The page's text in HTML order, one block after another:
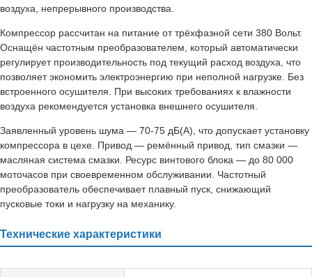
воздуха, непрерывного производства.
Компрессор рассчитан на питание от трёхфазной сети 380 Вольт.
Оснащён частотным преобразователем, который автоматически
регулирует производительность под текущий расход воздуха, что
позволяет экономить электроэнергию при неполной нагрузке. Без
встроенного осушителя. При высоких требованиях к влажности
воздуха рекомендуется установка внешнего осушителя.
Заявленный уровень шума — 70-75 дБ(А), что допускает установку
компрессора в цехе. Привод — ремённый привод, тип смазки —
масляная система смазки. Ресурс винтового блока — до 80 000
моточасов при своевременном обслуживании. Частотный
преобразователь обеспечивает плавный пуск, снижающий
пусковые токи и нагрузку на механику.
Технические характеристики